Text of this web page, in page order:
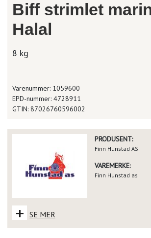
Biff strimlet
Halal
8 kg
Varenummer: 1059600
EPD-nummer: 4728911
GTIN: 87026760596002
PRODUSENT:
Finn Hunstad AS
VAREMERKE:
Finn Hunstad as
+ SE MER